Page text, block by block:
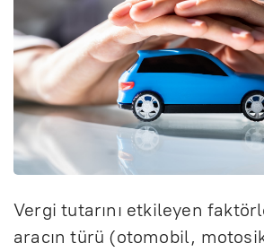
Vergi tutarını etkileyen
aracın türü (otomobil,